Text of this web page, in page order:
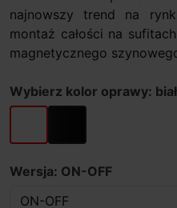
najnowszy trend na
montaż całości na
magnetycznego
Wybierz kolor oprawy:
biały czarny
Wersja: ON-OFF